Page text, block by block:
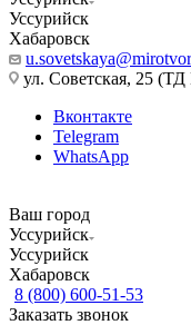
Уссурийск
Хабаровск
ул. Советская, 25 (ТД
Вконтакте
Telegram
WhatsApp
Ваш город
Уссурийск
Уссурийск
Хабаровск
8 (800) 600-51-53
Заказать звонок